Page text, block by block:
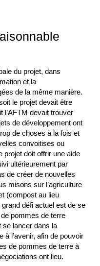
du projet, dans
et la
de la même manière.
le projet devait être
l’AFTM devait trouver
de développement ont
de choses à la fois et
convoitises ou
projet doit offrir une aide
ultérieurement par
de créer de nouvelles
misons sur l’agriculture
(compost au lieu
défi actuel est de se
pommes de terre
se lancer dans la
à l’avenir, afin de pouvoir
de pommes de terre à
ont lieu.